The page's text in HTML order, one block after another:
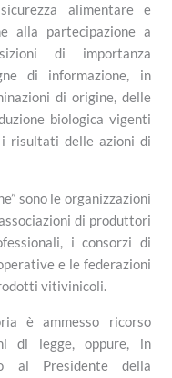
alimentare e
alla partecipazione a
di importanza
di informazione, in
di origine, delle
biologica vigenti
risultati delle azioni di
sono le organizzazioni
di produttori
i consorzi di
e le federazioni
vitivinicoli.
è ammesso ricorso
di legge, oppure, in
al Presidente della